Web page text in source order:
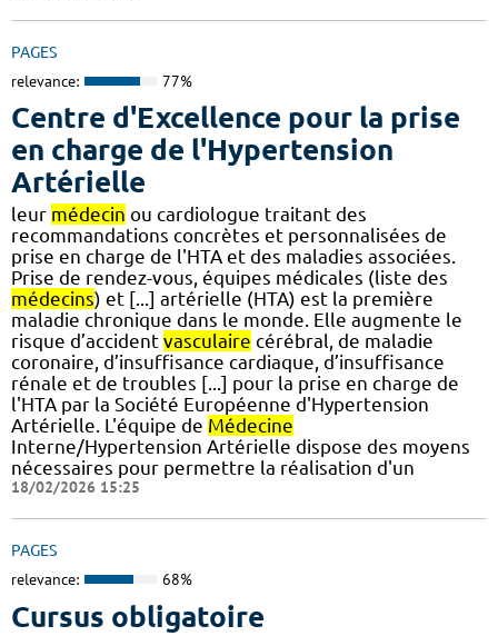
PAGES
relevance: 77%
Centre d'Excellence pour la prise
en charge de l'Hypertension
Artérielle
leur médecin ou cardiologue traitant des
recommandations concrètes et personnalisées de
prise en charge de l'HTA et des maladies associées.
Prise de rendez-vous, équipes médicales (liste des
médecins) et [...] artérielle (HTA) est la première
maladie chronique dans le monde. Elle augmente le
risque d’accident vasculaire cérébral, de maladie
coronaire, d’insuffisance cardiaque, d’insuffisance
rénale et de troubles [...] pour la prise en charge de
l'HTA par la Société Européenne d'Hypertension
Artérielle. L'équipe de Médecine
Interne/Hypertension Artérielle dispose des moyens
nécessaires pour permettre la réalisation d'un
18/02/2026 15:25
PAGES
relevance: 68%
Cursus obligatoire